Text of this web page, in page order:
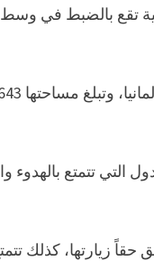
تقع بالضبط في
التي تتمتع بالهدوء
زيارتها، كذلك